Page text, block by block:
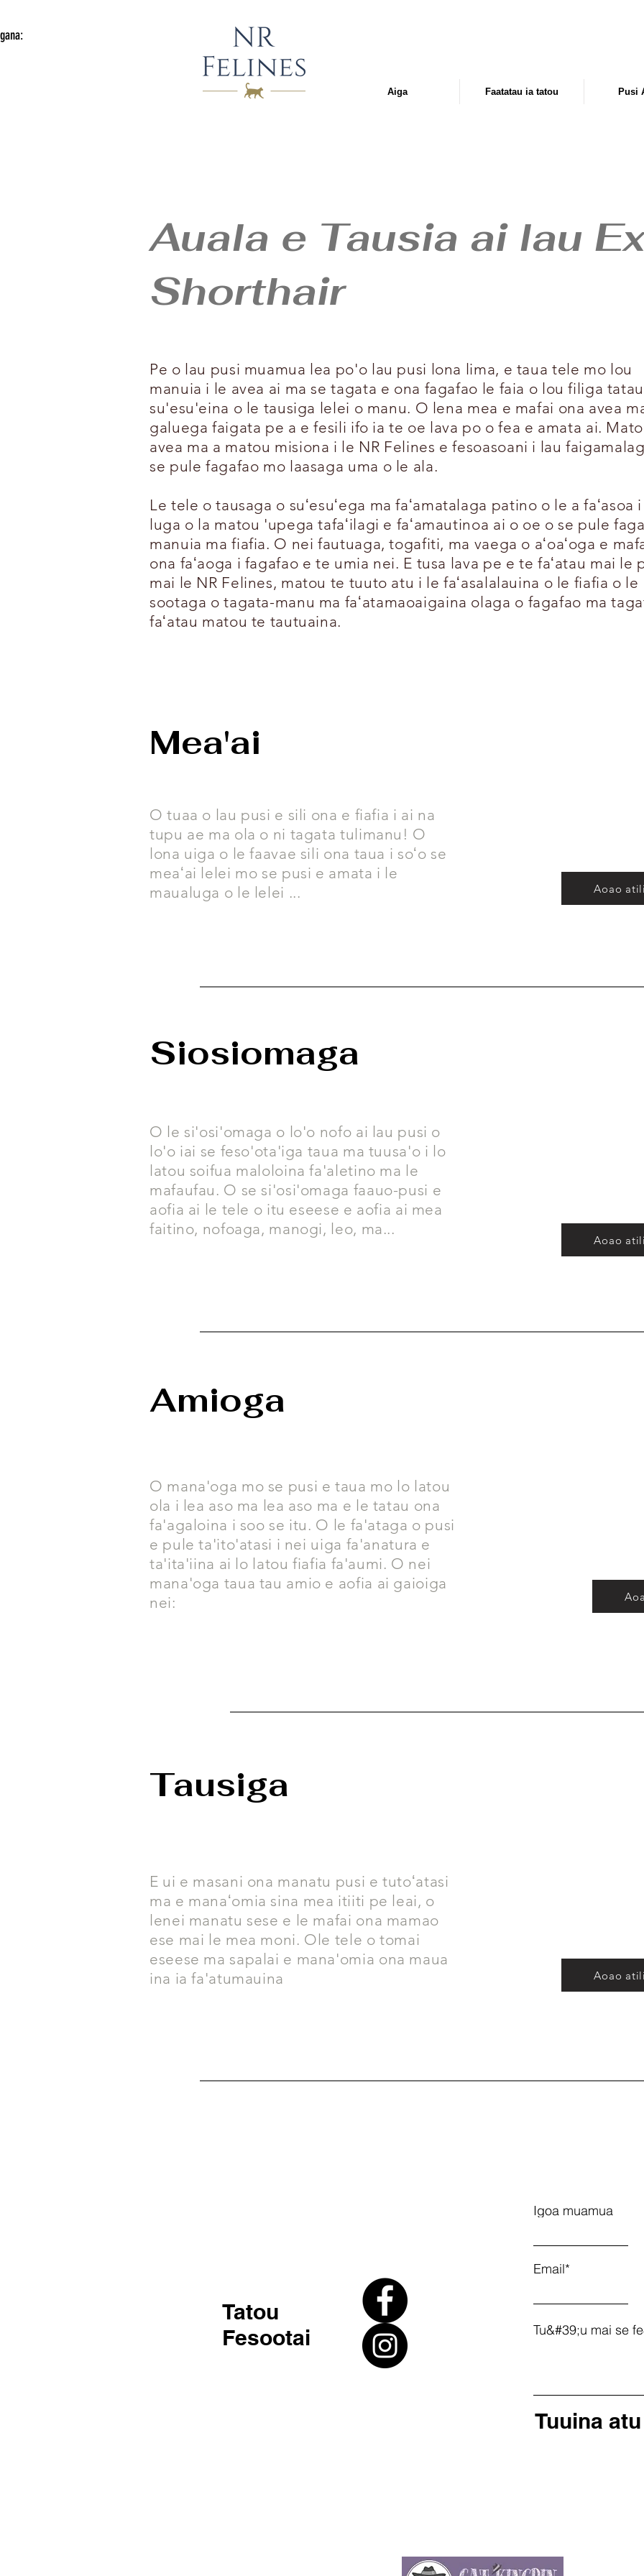
Aiga Faatatau ia tatou Pusi
Auala e Tausia ai lau
Shorthair
Pe o lau pusi muamua lea po'o lau pusi lona lima, e taua tele mo lou
manuia i le avea ai ma se tagata e ona fagafao le faia o lou filiga
su'esu'eina o le tausiga lelei o manu. O lena mea e mafai ona avea
galuega faigata pe a e fesili ifo ia te oe lava po o fea e amata ai.
avea ma a matou misiona i le NR Felines e fesoasoani i lau
se pule fagafao mo laasaga uma o le ala.
Le tele o tausaga o suʻesuʻega ma faʻamatalaga patino o le a faʻasoa i
luga o la matou 'upega tafaʻilagi e faʻamautinoa ai o oe o se pule
manuia ma fiafia. O nei fautuaga, togafiti, ma vaega o aʻoaʻoga e
ona faʻaoga i fagafao e te umia nei. E tusa lava pe e te faʻatau mai le
mai le NR Felines, matou te tuuto atu i le faʻasalalauina o le fiafia o le
sootaga o tagata-manu ma faʻatamaoaigaina olaga o fagafao ma
faʻatau matou te tautuaina.
Mea'ai
O tuaa o lau pusi e sili ona e fiafia i ai na
tupu ae ma ola o ni tagata tulimanu! O
lona uiga o le faavae sili ona taua i soʻo se
meaʻai lelei mo se pusi e amata i le
maualuga o le lelei ...
Aoao atili
Siosiomaga
O le si'osi'omaga o lo'o nofo ai lau pusi o
lo'o iai se feso'ota'iga taua ma tuusa'o i lo
latou soifua maloloina fa'aletino ma le
mafaufau. O se si'osi'omaga faauo-pusi e
aofia ai le tele o itu eseese e aofia ai mea
faitino, nofoaga, manogi, leo, ma...
Aoao atili
Amioga
O mana'oga mo se pusi e taua mo lo latou
ola i lea aso ma lea aso ma e le tatau ona
fa'agaloina i soo se itu. O le fa'ataga o pusi
e pule ta'ito'atasi i nei uiga fa'anatura e
ta'ita'iina ai lo latou fiafia fa'aumi. O nei
mana'oga taua tau amio e aofia ai gaioiga
nei:
Tausiga
E ui e masani ona manatu pusi e tutoʻatasi
ma e manaʻomia sina mea itiiti pe leai, o
lenei manatu sese e le mafai ona mamao
ese mai le mea moni. Ole tele o tomai
eseese ma sapalai e mana'omia ona maua
ina ia fa'atumauina
Aoao atili
Tatou
Fesootai
Igoa muamua
Email*
Tu&#39;u mai se
Tuuina atu